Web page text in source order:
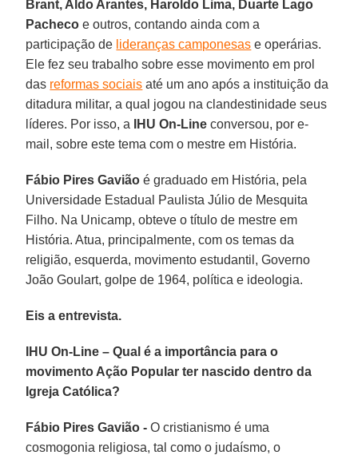
Brant, Aldo Arantes, Haroldo Lima, Duarte Lago
Pacheco e outros, contando ainda com a
participação de lideranças camponesas e operárias.
Ele fez seu trabalho sobre esse movimento em prol
das reformas sociais até um ano após a instituição da
ditadura militar, a qual jogou na clandestinidade seus
líderes. Por isso, a
IHU On-Line conversou, por e-
mail, sobre este tema com o mestre em História.
Fábio Pires Gavião é graduado em História, pela
Universidade Estadual Paulista Júlio de Mesquita
Filho. Na Unicamp, obteve o título de mestre em
História. Atua, principalmente, com os temas da
religião, esquerda, movimento estudantil, Governo
João Goulart, golpe de 1964, política e ideologia.
Eis a entrevista.
IHU On-Line – Qual é a importância para o
movimento Ação Popular ter nascido dentro da
Igreja Católica?
Fábio Pires Gavião - O cristianismo é uma
cosmogonia religiosa, tal como o judaísmo, o